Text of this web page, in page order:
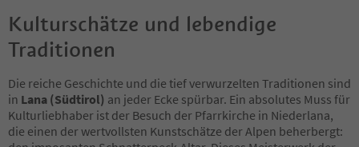
Kulturschätze und lebendige
Traditionen
Die reiche Geschichte und die tief verwurzelten Traditionen sind
in Lana (Südtirol) an jeder Ecke spürbar. Ein absolutes Muss für
Kulturliebhaber ist der Besuch der Pfarrkirche in Niederlana,
die einen der wertvollsten Kunstschätze der Alpen beherbergt: